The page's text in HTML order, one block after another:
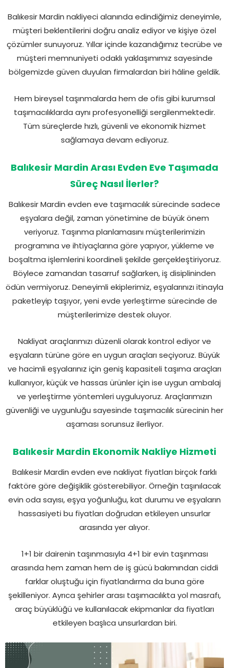
Balıkesir Mardin nakliyeci alanında edindiğimiz deneyimle,
müşteri beklentilerini doğru analiz ediyor ve kişiye özel
çözümler sunuyoruz. Yıllar içinde kazandığımız tecrübe ve
müşteri memnuniyeti odaklı yaklaşımımız sayesinde
bölgemizde güven duyulan firmalardan biri hâline geldik.
Hem bireysel taşınmalarda hem de ofis gibi kurumsal
taşımacılıklarda aynı profesyonelliği sergilenmektedir.
Tüm süreçlerde hızlı, güvenli ve ekonomik hizmet
sağlamaya devam ediyoruz.
Balıkesir Mardin Arası Evden Eve Taşımada
Süreç Nasıl İlerler?
Balıkesir Mardin evden eve taşımacılık sürecinde sadece
eşyalara değil, zaman yönetimine de büyük önem
veriyoruz. Taşınma planlamasını müşterilerimizin
programına ve ihtiyaçlarına göre yapıyor, yükleme ve
boşaltma işlemlerini koordineli şekilde gerçekleştiriyoruz.
Böylece zamandan tasarruf sağlarken, iş disiplininden
ödün vermiyoruz. Deneyimli ekiplerimiz, eşyalarınızı itinayla
paketleyip taşıyor, yeni evde yerleştirme sürecinde de
müşterilerimize destek oluyor.
Nakliyat araçlarımızı düzenli olarak kontrol ediyor ve
eşyaların türüne göre en uygun araçları seçiyoruz. Büyük
ve hacimli eşyalarınız için geniş kapasiteli taşıma araçları
kullanıyor, küçük ve hassas ürünler için ise uygun ambalaj
ve yerleştirme yöntemleri uyguluyoruz. Araçlarımızın
güvenliği ve uygunluğu sayesinde taşımacılık sürecinin her
aşaması sorunsuz ilerliyor.
Balıkesir Mardin Ekonomik Nakliye Hizmeti
Balıkesir Mardin evden eve nakliyat fiyatları birçok farklı
faktöre göre değişiklik gösterebiliyor. Örneğin taşınılacak
evin oda sayısı, eşya yoğunluğu, kat durumu ve eşyaların
hassasiyeti bu fiyatları doğrudan etkileyen unsurlar
arasında yer alıyor.
1+1 bir dairenin taşınmasıyla 4+1 bir evin taşınması
arasında hem zaman hem de iş gücü bakımından ciddi
farklar oluştuğu için fiyatlandırma da buna göre
şekilleniyor. Ayrıca şehirler arası taşımacılıkta yol masrafı,
araç büyüklüğü ve kullanılacak ekipmanlar da fiyatları
etkileyen başlıca unsurlardan biri.